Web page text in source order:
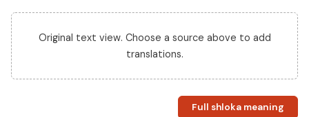
Original text view. Choose a source above to add
translations.
Full shloka meaning